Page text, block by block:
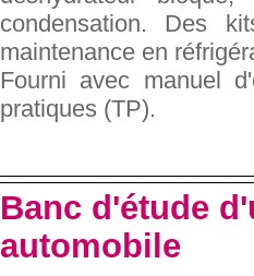
condensation. Des
maintenance en
Fourni avec manuel
pratiques (TP).
Banc d'étude
automobile